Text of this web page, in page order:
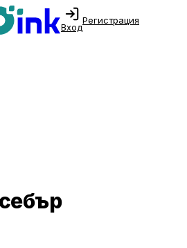
Вход
Регистрация